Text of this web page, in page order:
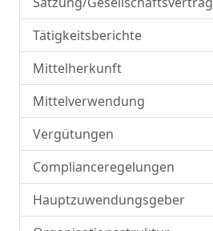
Tätigkeitsberichte
Mittelherkunft
Mittelverwendung
Vergütungen
Complianceregelungen
Hauptzuwendungsgeber